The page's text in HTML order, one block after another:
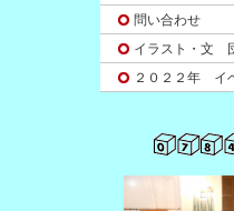
問い合わせ
イラスト・文
２０２２年 イ